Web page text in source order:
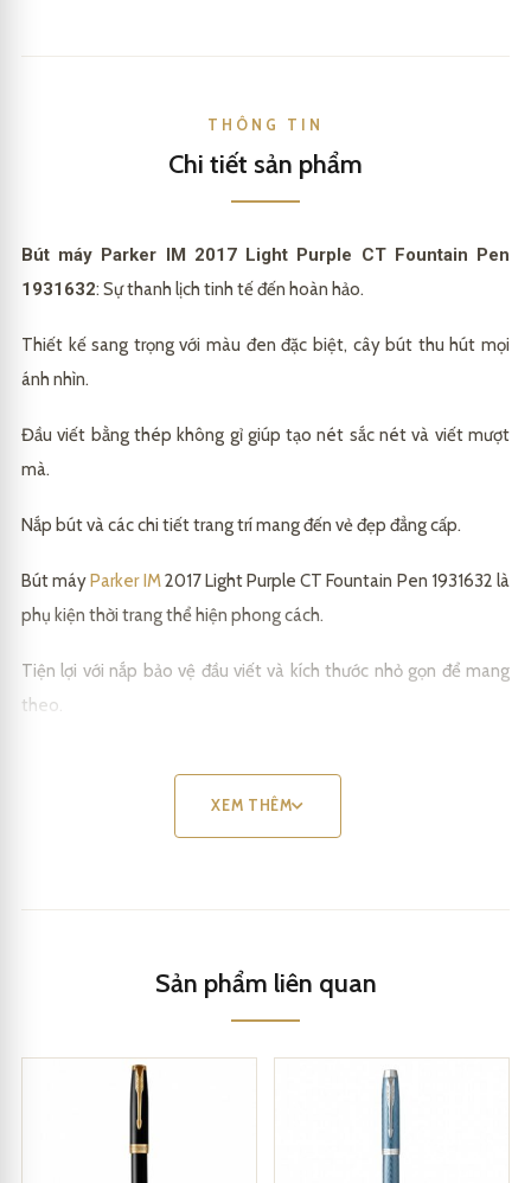
THÔNG TIN
Chi tiết sản phẩm
Bút máy Parker IM 2017 Light Purple CT Fountain Pen
1931632: Sự thanh lịch tinh tế đến hoàn hảo.
Thiết kế sang trọng với màu đen đặc biệt, cây bút thu hút mọi
ánh nhìn.
Đầu viết bằng thép không gỉ giúp tạo nét sắc nét và viết mượt
mà.
Nắp bút và các chi tiết trang trí mang đến vẻ đẹp đẳng cấp.
Bút máyParker IM2017 Light Purple CT Fountain Pen 1931632 là
phụ kiện thời trang thể hiện phong cách.
Tiện lợi với nắp bảo vệ đầu viết và kích thước nhỏ gọn để mang
theo.
XEM THÊM
Sản phẩm liên quan